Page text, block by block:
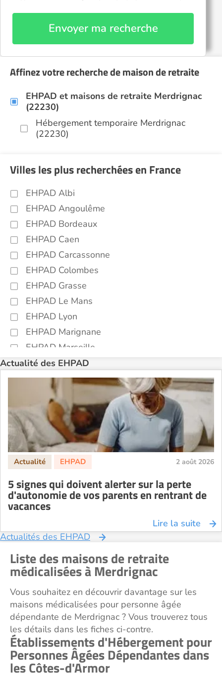
Envoyer ma recherche
Affinez votre recherche de maison de retraite
EHPAD et maisons de retraite Merdrignac
(22230)
Hébergement temporaire Merdrignac
(22230)
Villes les plus recherchées en France
EHPAD Albi
EHPAD Angoulême
EHPAD Bordeaux
EHPAD Caen
EHPAD Carcassonne
EHPAD Colombes
EHPAD Grasse
EHPAD Le Mans
EHPAD Lyon
EHPAD Marignane
EHPAD Marseille
EHPAD Montpellier
EHPAD Nantes
EHPAD Nice
EHPAD Paris
EHPAD Royan
EHPAD Saint-Etienne
EHPAD Toulouse
EHPAD Tours
EHPAD Troyes
Recherche par ville
Actualité des EHPAD
2 août 2026
5 signes qui doivent alerter sur la perte
d'autonomie de vos parents en rentrant de
vacances
Lire la suite
Actualités des EHPAD
Liste des maisons de retraite
médicalisées à Merdrignac
Vous souhaitez en découvrir davantage sur les
maisons médicalisées pour personne âgée
dépendante de Merdrignac ? Vous trouverez tous
les détails dans les fiches ci-contre.
Établissements d'Hébergement pour
Personnes Âgées Dépendantes dans
les Côtes-d'Armor